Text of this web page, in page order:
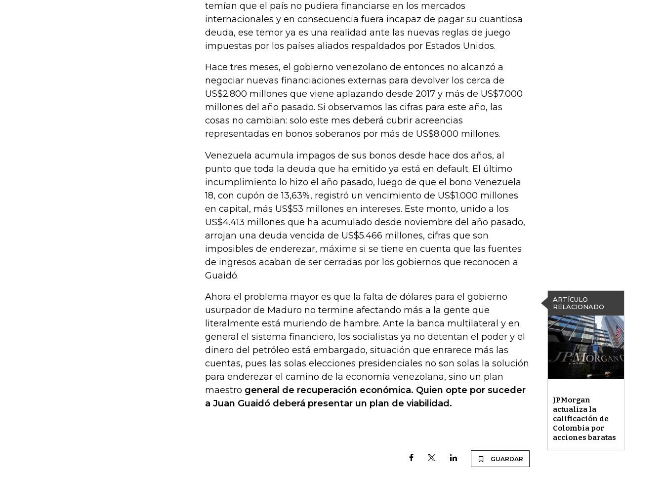
temían que el país no pudiera financiarse en los mercados
internacionales y en consecuencia fuera incapaz de pagar su cuantiosa
deuda, ese temor ya es una realidad ante las nuevas reglas de juego
impuestas por los países aliados respaldados por Estados Unidos.
Hace tres meses, el gobierno venezolano de entonces no alcanzó a
negociar nuevas financiaciones externas para devolver los cerca de
US$2.800 millones que viene aplazando desde 2017 y más de US$7.000
millones del año pasado. Si observamos las cifras para este año, las
cosas no cambian: solo este mes deberá cubrir acreencias
representadas en bonos soberanos por más de US$8.000 millones.
Venezuela acumula impagos de sus bonos desde hace dos años, al
punto que toda la deuda que ha emitido ya está en default. El último
incumplimiento lo hizo el año pasado, luego de que el bono Venezuela
18, con cupón de 13,63%, registró un vencimiento de US$1.000 millones
en capital, más US$53 millones en intereses. Este monto, unido a los
US$4.413 millones que ha acumulado desde noviembre del año pasado,
arrojan una deuda vencida de US$5.466 millones, cifras que son
imposibles de enderezar, máxime si se tiene en cuenta que las fuentes
de ingresos acaban de ser cerradas por los gobiernos que reconocen a
Guaidó.
ARTÍCULO
RELACIONADO
JPMorgan
actualiza la
calificación de
Colombia por
acciones baratas
Ahora el problema mayor es que la falta de dólares para el gobierno
usurpador de Maduro no termine afectando más a la gente que
literalmente está muriendo de hambre. Ante la banca multilateral y en
general el sistema financiero, los socialistas ya no detentan el poder y el
dinero del petróleo está embargado, situación que enrarece más las
cuentas, pues las solas elecciones presidenciales no son solas la solución
para enderezar el camino de la economía venezolana, sino un plan
maestro general de recuperación económica. Quien opte por suceder
a Juan Guaidó deberá presentar un plan de viabilidad.
GUARDAR